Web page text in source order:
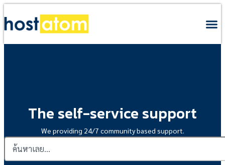
The self-service support
We providing 24/7 community based support.